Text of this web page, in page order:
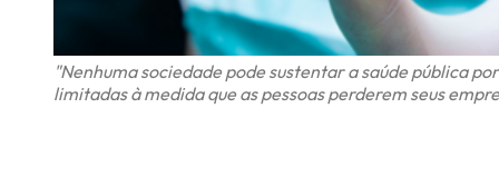
"Nenhuma sociedade pode sustentar a saúde pública
limitadas à medida que as pessoas perderem seus